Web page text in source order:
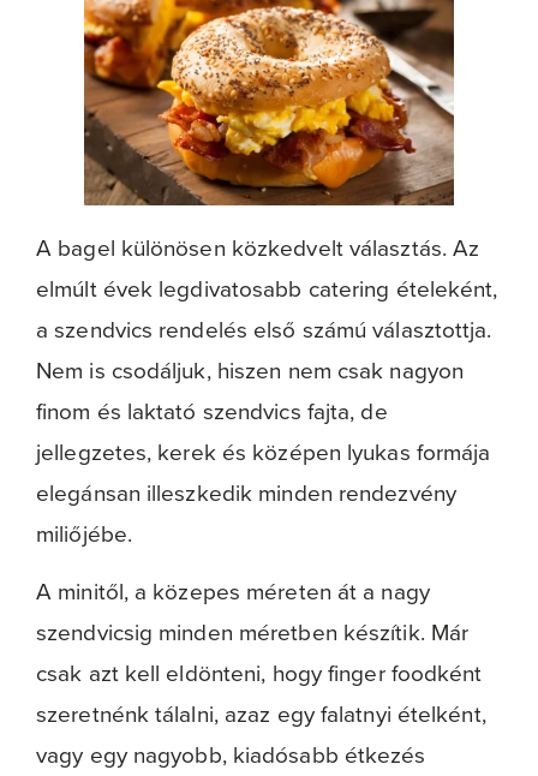
A bagel különösen közkedvelt választás. Az
elmúlt évek legdivatosabb catering ételeként,
a szendvics rendelés első számú választottja.
Nem is csodáljuk, hiszen nem csak nagyon
finom és laktató szendvics fajta, de
jellegzetes, kerek és középen lyukas formája
elegánsan illeszkedik minden rendezvény
miliőjébe.
A minitől, a közepes méreten át a nagy
szendvicsig minden méretben készítik. Már
csak azt kell eldönteni, hogy finger foodként
szeretnénk tálalni, azaz egy falatnyi ételként,
vagy egy nagyobb, kiadósabb étkezés